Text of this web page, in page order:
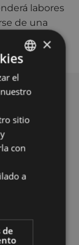
labores
de una
BASQUE
SPANISH
×
el
sitio
con
a
de